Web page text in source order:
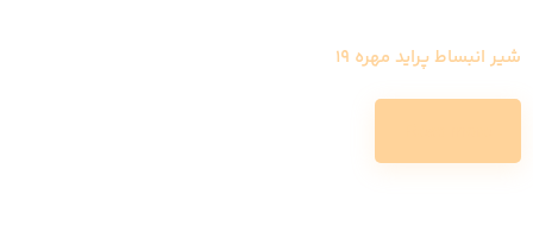
شیر انبساط پراید مهره 19